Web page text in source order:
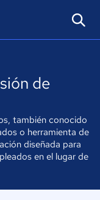
de
también conocido
o herramienta de
diseñada para
en el lugar de